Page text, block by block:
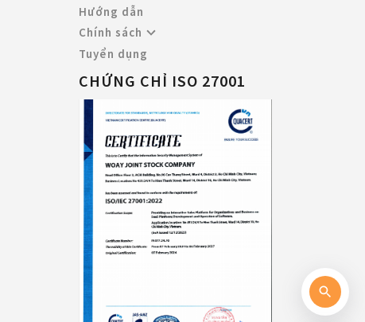
Hướng dẫn
Chính sách
Tuyển dụng
CHỨNG CHỈ ISO 27001